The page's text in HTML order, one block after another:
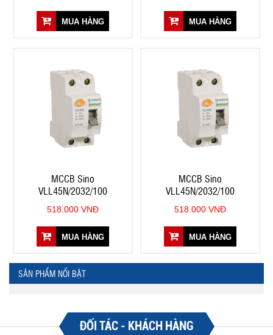
MUA HÀNG MUA HÀNG
MCCB Sino
VLL45N/2032/100
518.000 VNĐ
MUA HÀNG
MCCB Sino
VLL45N/2032/100
518.000 VNĐ
MUA HÀNG
SẢN PHẨM NỔI BẬT
ĐỐI TÁC - KHÁCH HÀNG